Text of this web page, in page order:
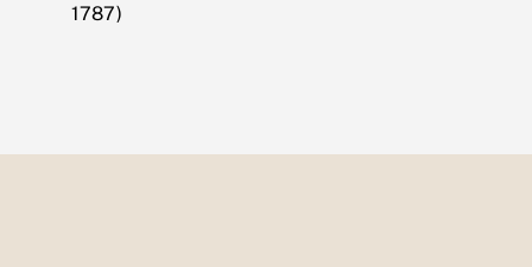
1787)